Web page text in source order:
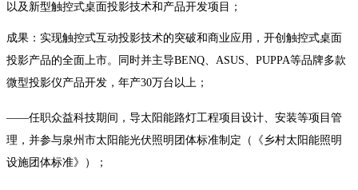
以及新型触控式桌面投影技术和产品开发项目；
成果：实现触控式互动投影技术的突破和商业应用，开创触控式桌面
投影产品的全面上市。同时并主导BENQ、ASUS、PUPPA等品牌多款
微型投影仪产品开发，年产30万台以上；
——任职众益科技期间，导太阳能路灯工程项目设计、安装等项目管
理，并参与泉州市太阳能光伏照明团体标准制定（《乡村太阳能照明
设施团体标准》）；